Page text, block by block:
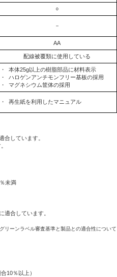
○
－
AA
配線被覆類に使用している
・
本体25g以上の樹脂部品に材料表示
・
ハロゲンアンチモンフリー基板の採用
・
マグネシウム筐体の採用
・ 再生紙を利用したマニュアル
しています。
未満
合しています。
ーンラベル審査基準と製品との適合性について
10％以上）